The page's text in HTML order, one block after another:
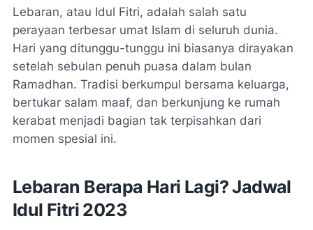
Lebaran, atau Idul Fitri, adalah salah satu
perayaan terbesar umat Islam di seluruh dunia.
Hari yang ditunggu-tunggu ini biasanya dirayakan
setelah sebulan penuh puasa dalam bulan
Ramadhan. Tradisi berkumpul bersama keluarga,
bertukar salam maaf, dan berkunjung ke rumah
kerabat menjadi bagian tak terpisahkan dari
momen spesial ini.
Lebaran Berapa Hari Lagi? Jadwal
Idul Fitri 2023